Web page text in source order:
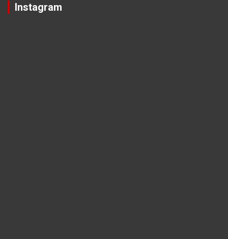
Instagram